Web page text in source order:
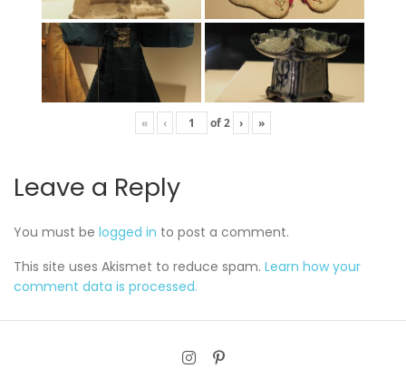
« ‹ of2 › »
Leave a Reply
You must be logged in to post a comment.
This site uses Akismet to reduce spam. Learn how your
comment data is processed.